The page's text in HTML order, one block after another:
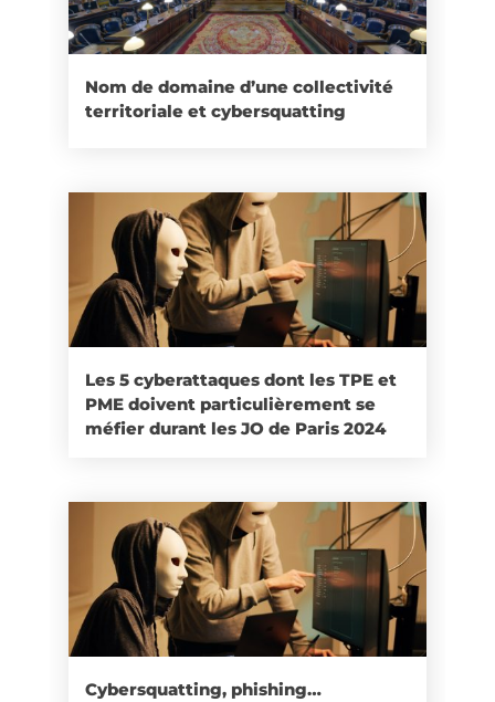
Nom de domaine d’une collectivité
territoriale et cybersquatting
Les 5 cyberattaques dont les TPE et
PME doivent particulièrement se
méfier durant les JO de Paris 2024
Cybersquatting, phishing…